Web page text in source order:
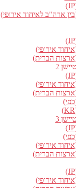
ארה"ב לאיחוד אירופי)
אירופי)
הברית)
2
אירופי)
הברית)
3
אירופי)
הברית)
אירופי)